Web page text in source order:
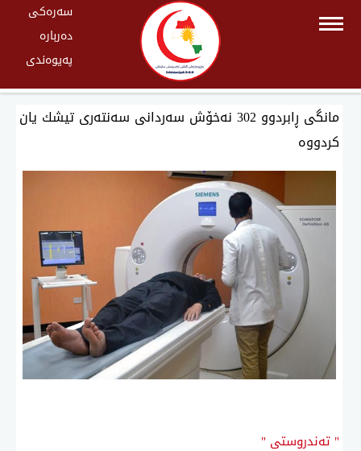
سەرەکی
دەربارە
پەیوەندی
مانگی ڕابردوو 302 نەخۆش سەردانی سەنتەری تیشك یان
كردووە
" تەندروستی "